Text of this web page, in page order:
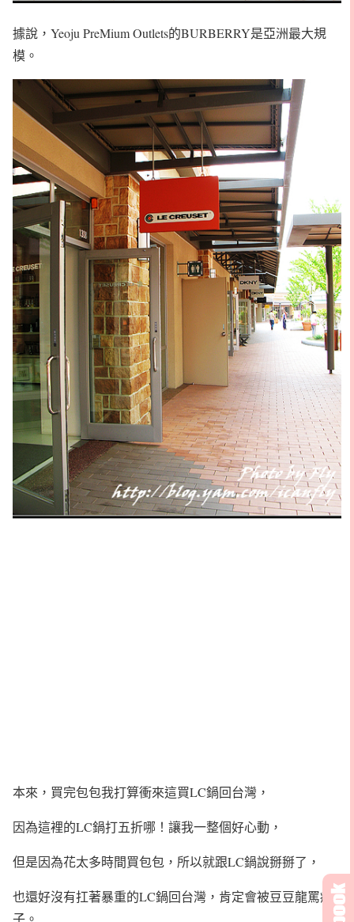
據說，Yeoju PreMium Outlets的BURBERRY是亞洲最大規
模。
本來，買完包包我打算衝來這買LC鍋回台灣，
因為這裡的LC鍋打五折哪！讓我一整個好心動，
但是因為花太多時間買包包，所以就跟LC鍋說掰掰了，
也還好沒有扛著暴重的LC鍋回台灣，肯定會被豆豆龍罵瘋
子。